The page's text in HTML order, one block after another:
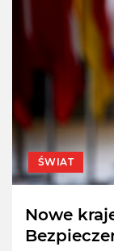
ŚWIAT
Nowe